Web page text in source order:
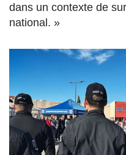
dans un contexte de
national. »